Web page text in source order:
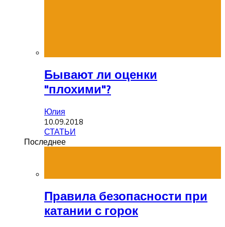
Бывают ли оценки
"плохими"?
Юлия
10.09.2018
СТАТЬИ
Последнее
Правила безопасности при
катании с горок